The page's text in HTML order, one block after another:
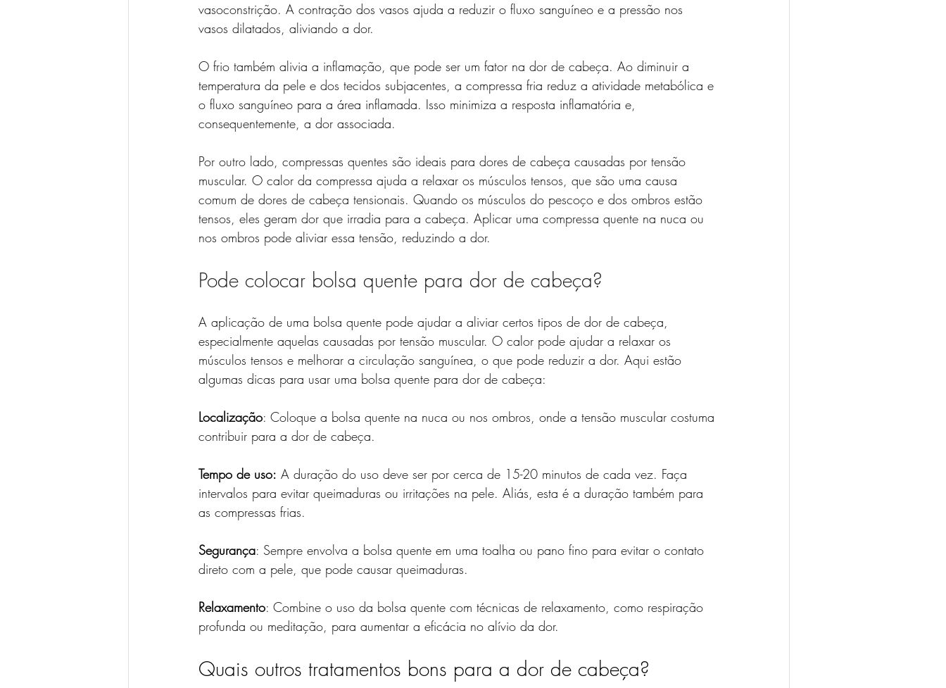
vasoconstrição. A contração dos vasos ajuda a reduzir o fluxo sanguíneo e a pressão nos
vasos dilatados, aliviando a dor.
O frio também alivia a inflamação, que pode ser um fator na dor de cabeça. Ao diminuir a
temperatura da pele e dos tecidos subjacentes, a compressa fria reduz a atividade metabólica e
o fluxo sanguíneo para a área inflamada. Isso minimiza a resposta inflamatória e,
consequentemente, a dor associada.
Por outro lado, compressas quentes são ideais para dores de cabeça causadas por tensão
muscular. O calor da compressa ajuda a relaxar os músculos tensos, que são uma causa
comum de dores de cabeça tensionais. Quando os músculos do pescoço e dos ombros estão
tensos, eles geram dor que irradia para a cabeça. Aplicar uma compressa quente na nuca ou
nos ombros pode aliviar essa tensão, reduzindo a dor.
Pode colocar bolsa quente para dor de cabeça?
A aplicação de uma bolsa quente pode ajudar a aliviar certos tipos de dor de cabeça,
especialmente aquelas causadas por tensão muscular. O calor pode ajudar a relaxar os
músculos tensos e melhorar a circulação sanguínea, o que pode reduzir a dor. Aqui estão
algumas dicas para usar uma bolsa quente para dor de cabeça:
Localização: Coloque a bolsa quente na nuca ou nos ombros, onde a tensão muscular costuma
contribuir para a dor de cabeça.
Tempo de uso: A duração do uso deve ser por cerca de 15-20 minutos de cada vez. Faça
intervalos para evitar queimaduras ou irritações na pele. Aliás, esta é a duração também para
as compressas frias.
Segurança: Sempre envolva a bolsa quente em uma toalha ou pano fino para evitar o contato
direto com a pele, que pode causar queimaduras.
Relaxamento: Combine o uso da bolsa quente com técnicas de relaxamento, como respiração
profunda ou meditação, para aumentar a eficácia no alívio da dor.
Quais outros tratamentos bons para a dor de cabeça?